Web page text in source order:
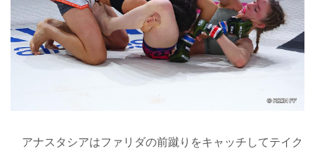
アナスタシアはファリダの前蹴りをキャッチしてテイク